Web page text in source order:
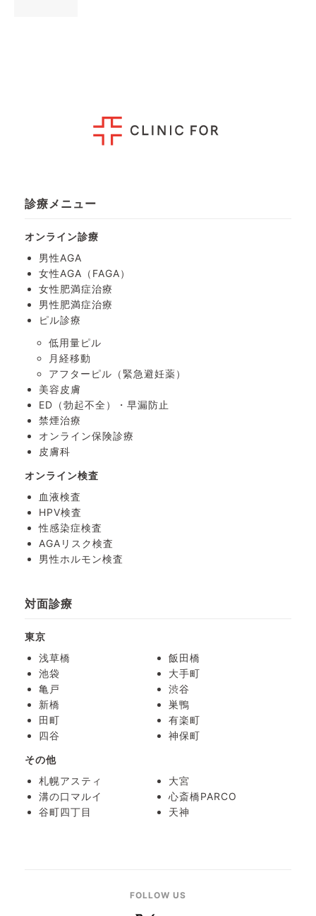
診療メニュー
オンライン診療
男性AGA
女性AGA（FAGA）
女性肥満症治療
男性肥満症治療
ピル診療
低用量ピル
月経移動
アフターピル （緊急避妊薬）
美容皮膚
ED（勃起不全）・ 早漏防止
禁煙治療
オンライン保険診療
皮膚科
オンライン検査
血液検査
HPV検査
性感染症検査
AGAリスク検査
男性ホルモン検査
対面診療
東京
浅草橋
飯田橋
池袋
大手町
亀戸
渋谷
新橋
巣鴨
田町
有楽町
四谷
神保町
その他
札幌アスティ
大宮
溝の口マルイ
心斎橋PARCO
谷町四丁目
天神
FOLLOW US